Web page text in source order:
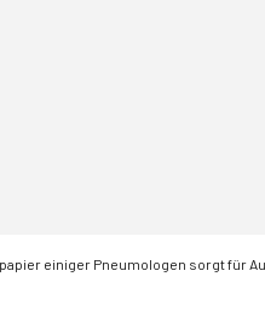
einiger Pneumologen sorgt für